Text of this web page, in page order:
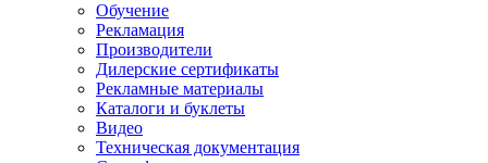
Обучение
Рекламация
Производители
Дилерские сертификаты
Рекламные материалы
Каталоги и буклеты
Видео
Техническая документация